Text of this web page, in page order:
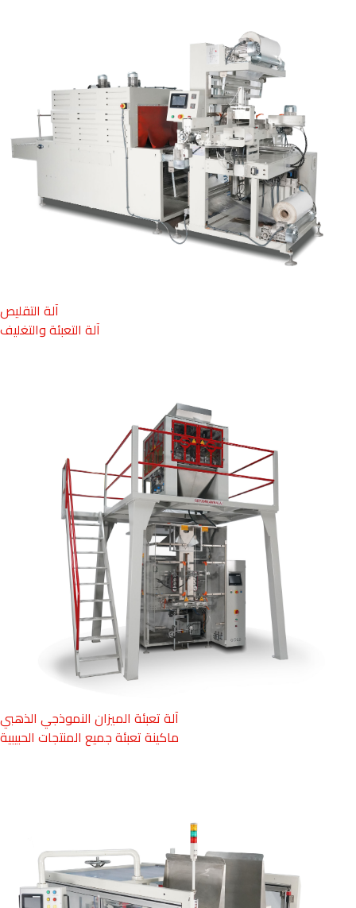
آلة التقليص
آلة التعبئة والتغليف
آلة تعبئة الميزان النموذجي الذهبي
ماكينة تعبئة جميع المنتجات الحبيبية